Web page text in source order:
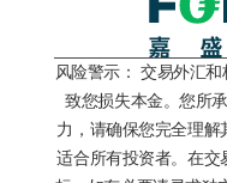
风险警示： 交易外汇
致您损失本金。您所
力，请确保您完全理
适合所有投资者。在交